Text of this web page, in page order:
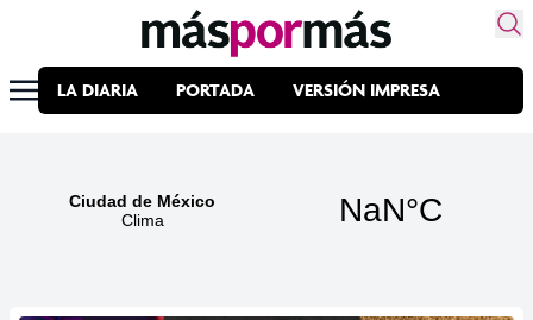
LA DIARIA PORTADA VERSIÓN IMPRESA